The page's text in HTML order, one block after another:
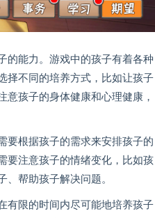
的能力。游戏中的孩子有着各种
择不同的培养方式，比如让孩子
孩子的身体健康和心理健康，
要根据孩子的需求来安排孩子的
要注意孩子的情绪变化，比如孩
帮助孩子解决问题。
有限的时间内尽可能地培养孩子